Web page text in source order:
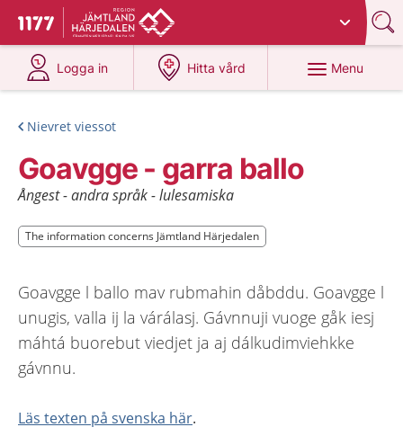
To start page for 1177
Du har valt region
Logga in
at 1177.se
Hitta vård
at 1177.se
Menu
Nievret viessot
Goavgge - garra ballo
Ångest - andra språk - lulesamiska
The information concerns Jämtland Härjedalen
The information concerns Jämtland Härjedalen
Goavgge l ballo mav rubmahin dåbddu. Goavgge l
unugis, valla ij la várálasj. Gávnnuji vuoge gåk iesj
máhtá buorebut viedjet ja aj dálkudimviehkke
gávnnu.
Läs texten på svenska här.